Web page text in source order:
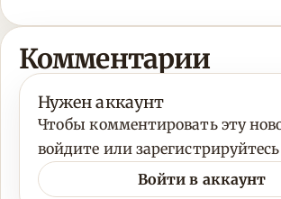
Комментарии
Нужен аккаунт
Чтобы комментировать эту
войдите или
Войти в аккаунт